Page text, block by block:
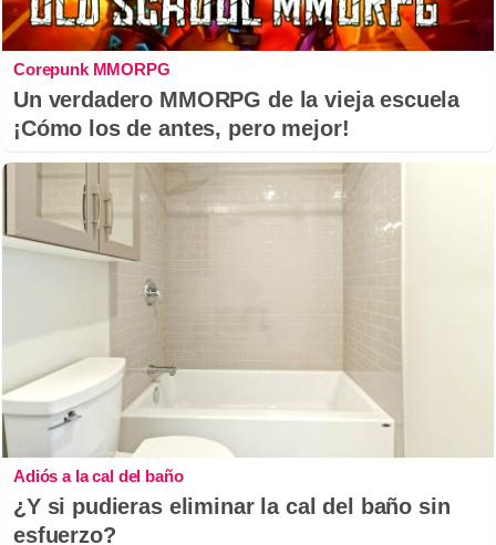
Corepunk MMORPG
Un verdadero MMORPG de la vieja escuela
¡Cómo los de antes, pero mejor!
Adiós a la cal del baño
¿Y si pudieras eliminar la cal del baño sin
esfuerzo?